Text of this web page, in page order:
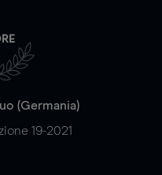
(Germania)
19-2021